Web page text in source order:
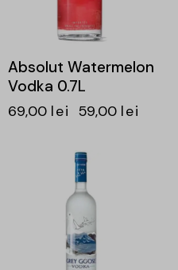
Absolut Watermelon
Vodka 0.7L
69,00 lei 59,00 lei